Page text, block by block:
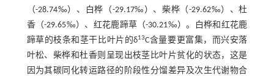
（-28.74‰）、白桦（-29.17‰）、柴桦（-29.62‰）、杜
香（-29.65‰）、红花鹿蹄草（-30.21‰）。白桦和红花鹿
蹄草的枝条和茎干比叶片的δ13C含量要更富集，而兴安落
叶松、柴桦和杜香则呈现出枝茎比叶片贫化的状态，这是
因为其碳同化转运路径的阶段性分馏差异及次生代谢物合